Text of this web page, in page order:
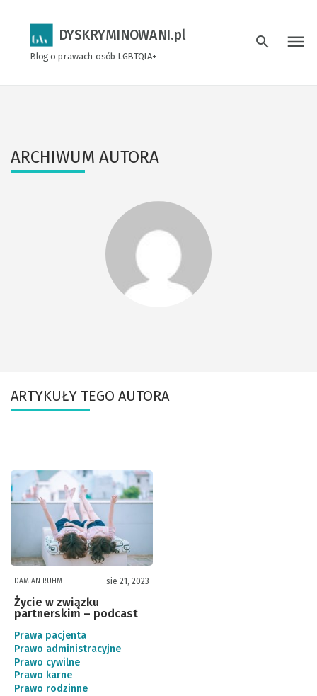
DYSKRYMINOWANI.pl
Blog o prawach osób LGBTQIA+
search menu
ARCHIWUM AUTORA
ARTYKUŁY TEGO AUTORA
DAMIAN RUHM sie 21, 2023
Życie w związku
partnerskim – podcast
Prawa pacjenta
Prawo administracyjne
Prawo cywilne
Prawo karne
Prawo rodzinne